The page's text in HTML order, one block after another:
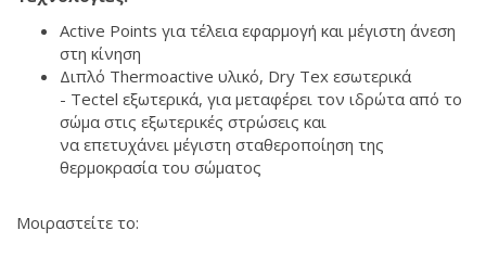
Active Points για τέλεια εφαρμογή και μέγιστη άνεση
στη κίνηση
Διπλό Thermoactive υλικό, Dry Tex εσωτερικά
- Tectel εξωτερικά, για μεταφέρει τον ιδρώτα από το
σώμα στις εξωτερικές στρώσεις και
να επετυχάνει μέγιστη σταθεροποίηση της
θερμοκρασία του σώματος
Μοιραστείτε το: